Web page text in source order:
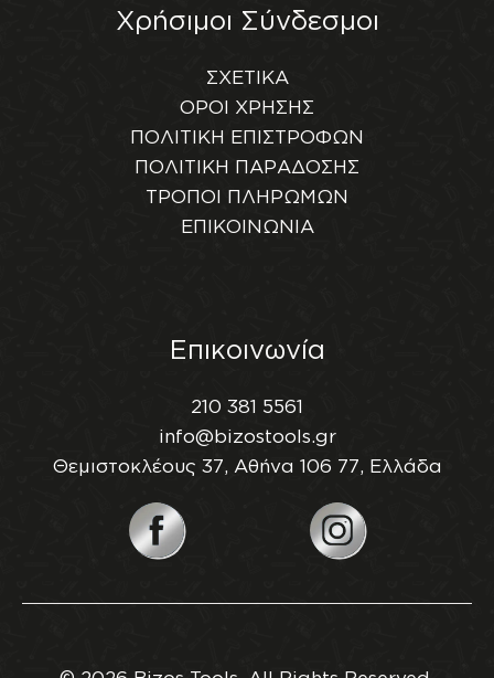
Χρήσιμοι Σύνδεσμοι
ΣΧΕΤΙΚΑ
ΟΡΟΙ ΧΡΗΣΗΣ
ΠΟΛΙΤΙΚΗ ΕΠΙΣΤΡΟΦΩΝ
ΠΟΛΙΤΙΚΗ ΠΑΡΑΔΟΣΗΣ
ΤΡΟΠΟΙ ΠΛΗΡΩΜΩΝ
ΕΠΙΚΟΙΝΩΝΙΑ
Επικοινωνία
210 381 5561
info@bizostools.gr
Θεμιστοκλέους 37, Αθήνα 106 77, Ελλάδα